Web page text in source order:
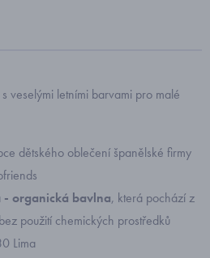
s veselými letními barvami pro malé
dětského oblečení španělské firmy
- organická bavlna, která pochází z
použití chemických prostředků
Lima